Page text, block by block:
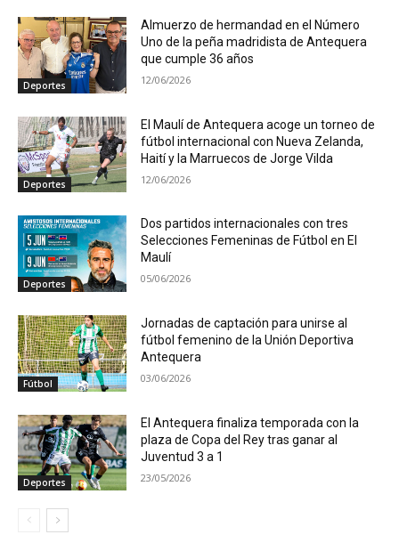
Deportes
Almuerzo de hermandad en el Número
Uno de la peña madridista de Antequera
que cumple 36 años
12/06/2026
Deportes
El Maulí de Antequera acoge un torneo de
fútbol internacional con Nueva Zelanda,
Haití y la Marruecos de Jorge Vilda
12/06/2026
Deportes
Dos partidos internacionales con tres
Selecciones Femeninas de Fútbol en El
Maulí
05/06/2026
Fútbol
Jornadas de captación para unirse al
fútbol femenino de la Unión Deportiva
Antequera
03/06/2026
Deportes
El Antequera finaliza temporada con la
plaza de Copa del Rey tras ganar al
Juventud 3 a 1
23/05/2026